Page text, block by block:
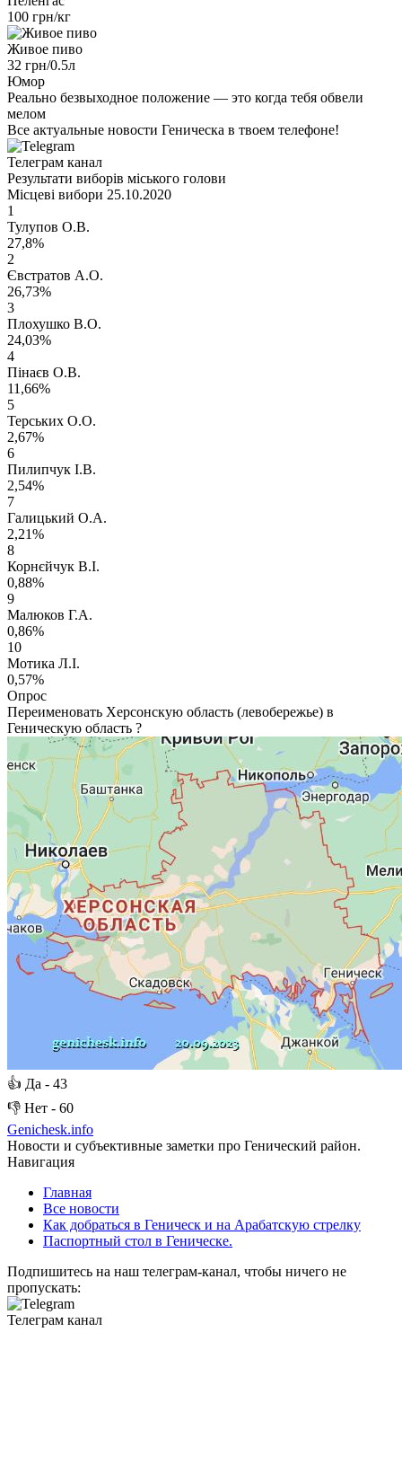
100 грн/кг
Живое пиво
32 грн/0.5л
Юмор
Реально безвыходное положение — это когда тебя обвели
мелом
Все актуальные новости Геническа в твоем телефоне!
Телеграм канал
Результати виборів міського голови
Місцеві вибори 25.10.2020
1
Тулупов О.В.
27,8%
2
Євстратов А.О.
26,73%
3
Плохушко В.О.
24,03%
4
Пінаєв О.В.
11,66%
5
Терських О.О.
2,67%
6
Пилипчук І.В.
2,54%
7
Галицький О.А.
2,21%
8
Корнєйчук В.І.
0,88%
9
Малюков Г.А.
0,86%
10
Мотика Л.І.
0,57%
Опрос
Переименовать Херсонскую область (левобережье) в
Геническую область ?
👍 Да - 43
👎 Нет - 60
Genichesk.info
Новости и субъективные заметки про Генический район.
Навигация
Главная
Все новости
Как добраться в Геническ и на Арабатскую стрелку
Паспортный стол в Геническе.
Подпишитесь на наш телеграм-канал, чтобы ничего не
пропускать:
Телеграм канал